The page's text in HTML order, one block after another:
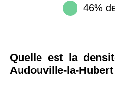
46%
Quelle est la
Audouville-la-